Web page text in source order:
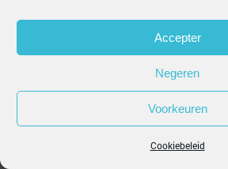
Accepter
Negeren
Voorkeuren
Cookiebeleid
© 2021 | POWERED BY